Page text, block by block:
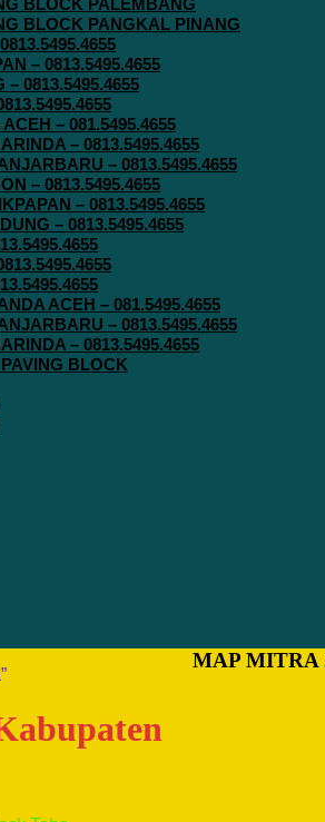
BLOCK PALEMBANG
BLOCK PANGKAL PINANG
– 0813.5495.4655
0813.5495.4655
– 081.5495.4655
– 0813.5495.4655
– 0813.5495.4655
– 0813.5495.4655
– 0813.5495.4655
– 0813.5495.4655
ACEH – 081.5495.4655
– 0813.5495.4655
– 0813.5495.4655
BLOCK
MAP MITRA